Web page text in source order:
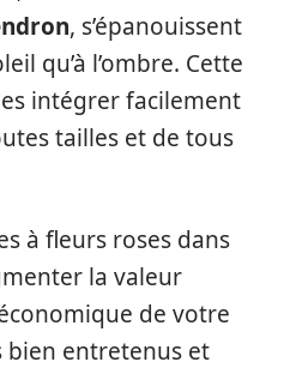
, s’épanouissent
qu’à l’ombre. Cette
intégrer facilement
tailles et de tous
à fleurs roses dans
la valeur
de votre
bien entretenus et